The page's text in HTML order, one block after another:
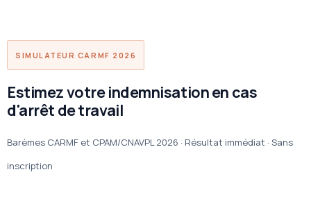
SIMULATEUR CARMF 2026
Estimez votre indemnisation en cas
d'arrêt de travail
Barèmes CARMF et CPAM/CNAVPL 2026 · Résultat immédiat · Sans
inscription